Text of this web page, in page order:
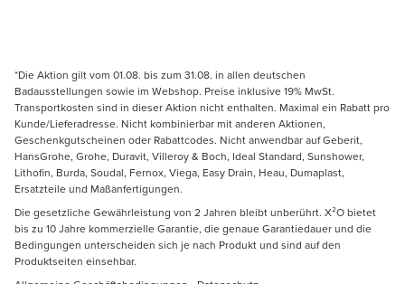
*Die Aktion gilt vom 01.08. bis zum 31.08. in allen deutschen
Badausstellungen sowie im Webshop. Preise inklusive 19% MwSt.
Transportkosten sind in dieser Aktion nicht enthalten. Maximal ein Rabatt pro
Kunde/Lieferadresse. Nicht kombinierbar mit anderen Aktionen,
Geschenkgutscheinen oder Rabattcodes. Nicht anwendbar auf Geberit,
HansGrohe, Grohe, Duravit, Villeroy & Boch, Ideal Standard, Sunshower,
Lithofin, Burda, Soudal, Fernox, Viega, Easy Drain, Heau, Dumaplast,
Ersatzteile und Maßanfertigungen.
Die gesetzliche Gewährleistung von 2 Jahren bleibt unberührt. X²O bietet
bis zu 10 Jahre kommerzielle Garantie, die genaue Garantiedauer und die
Bedingungen unterscheiden sich je nach Produkt und sind auf den
Produktseiten einsehbar.